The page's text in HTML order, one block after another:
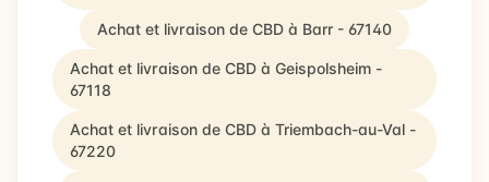
Achat et livraison de CBD à Barr - 67140
Achat et livraison de CBD à Geispolsheim -
67118
Achat et livraison de CBD à Triembach-au-Val -
67220